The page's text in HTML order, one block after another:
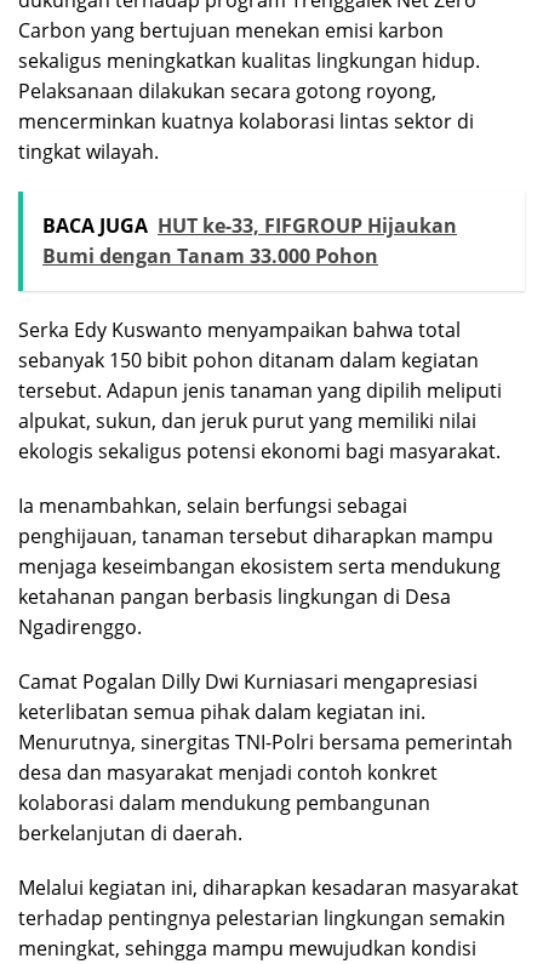
Carbon yang bertujuan menekan emisi karbon
sekaligus meningkatkan kualitas lingkungan hidup.
Pelaksanaan dilakukan secara gotong royong,
mencerminkan kuatnya kolaborasi lintas sektor di
tingkat wilayah.
BACA JUGA HUT ke-33, FIFGROUP Hijaukan
Bumi dengan Tanam 33.000 Pohon
Serka Edy Kuswanto menyampaikan bahwa total
sebanyak 150 bibit pohon ditanam dalam kegiatan
tersebut. Adapun jenis tanaman yang dipilih meliputi
alpukat, sukun, dan jeruk purut yang memiliki nilai
ekologis sekaligus potensi ekonomi bagi masyarakat.
Ia menambahkan, selain berfungsi sebagai
penghijauan, tanaman tersebut diharapkan mampu
menjaga keseimbangan ekosistem serta mendukung
ketahanan pangan berbasis lingkungan di Desa
Ngadirenggo.
Camat Pogalan Dilly Dwi Kurniasari mengapresiasi
keterlibatan semua pihak dalam kegiatan ini.
Menurutnya, sinergitas TNI-Polri bersama pemerintah
desa dan masyarakat menjadi contoh konkret
kolaborasi dalam mendukung pembangunan
berkelanjutan di daerah.
Melalui kegiatan ini, diharapkan kesadaran masyarakat
terhadap pentingnya pelestarian lingkungan semakin
meningkat, sehingga mampu mewujudkan kondisi